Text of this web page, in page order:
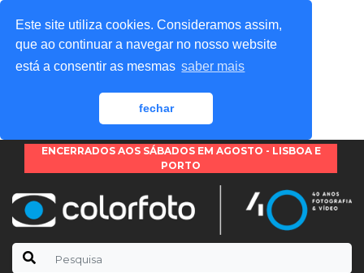
Este site utiliza cookies. Consideramos assim,
que ao continuar a navegar no nosso website
está a consentir as mesmas saber mais
fechar
ENCERRADOS AOS SÁBADOS EM AGOSTO - LISBOA E
PORTO